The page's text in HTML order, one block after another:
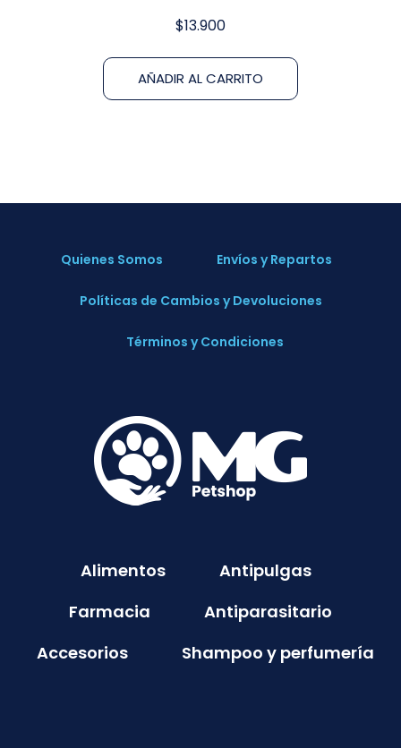
$13.900
AÑADIR AL CARRITO
Quienes Somos Envíos y Repartos
Políticas de Cambios y Devoluciones
Términos y Condiciones
Alimentos
Antipulgas
Farmacia
Antiparasitario
Accesorios
Shampoo y perfumería